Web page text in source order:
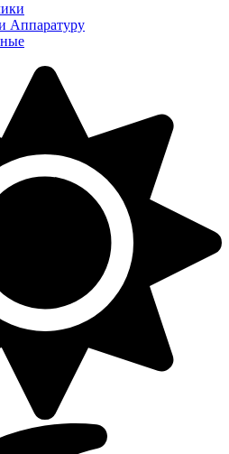
Аппаратуру